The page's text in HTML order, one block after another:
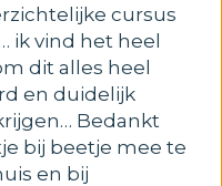
cursus
ik vind het heel
dit alles heel
en duidelijk
Bedankt
bij beetje mee te
en bij